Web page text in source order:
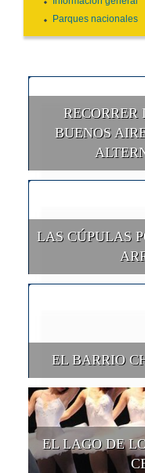
Parques nacionales
RECORRER
BUENOS
LAS CÚPULAS
EL BARRIO
EL LAGO DE